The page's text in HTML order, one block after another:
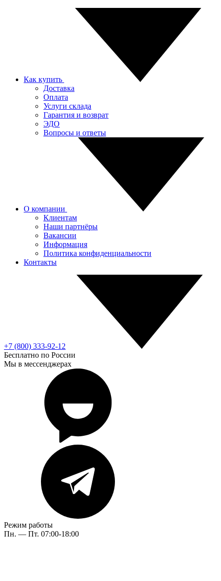
Как купить
Доставка
Оплата
Услуги склада
Гарантия и возврат
ЭДО
Вопросы и ответы
О компании
Клиентам
Наши партнёры
Вакансии
Информация
Политика конфиденциальности
Контакты
+7 (800) 333-92-12
Бесплатно по России
Мы в мессенджерах
Режим работы
Пн. — Пт. 07:00-18:00